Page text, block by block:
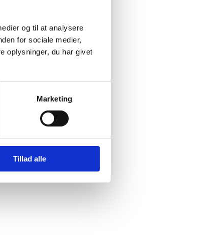
og til at analysere
for sociale medier,
oplysninger, du har givet
Marketing
Tillad alle